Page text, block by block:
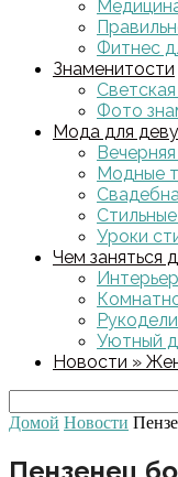
Фитнес
Знаменитости
Фото
Мода для
Модные
Уроки
Чем заняться
Уютный
Новости »
Домой Новости